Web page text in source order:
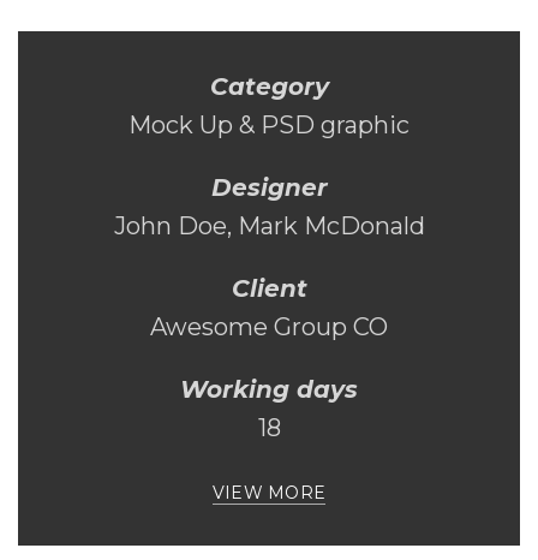
Category
Mock Up & PSD graphic
Designer
John Doe, Mark McDonald
Client
Awesome Group CO
Working days
18
VIEW MORE